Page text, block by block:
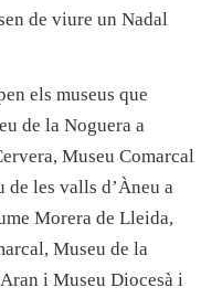
de viure un Nadal
els museus que
de la Noguera a
Museu Comarcal
de les valls d’Àneu a
Morera de Lleida,
Museu de la
i Museu Diocesà i